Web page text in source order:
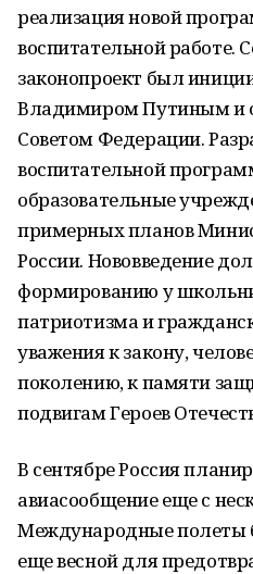
реализация новой
воспитательной работе.
законопроект был
Владимиром Путиным и
Советом Федерации.
воспитательной
образовательные
примерных планов
России. Нововведение
формированию у
патриотизма и
уважения к закону,
поколению, к памяти
подвигам Героев
В сентябре Россия
авиасообщение еще с
Международные полеты
еще весной для